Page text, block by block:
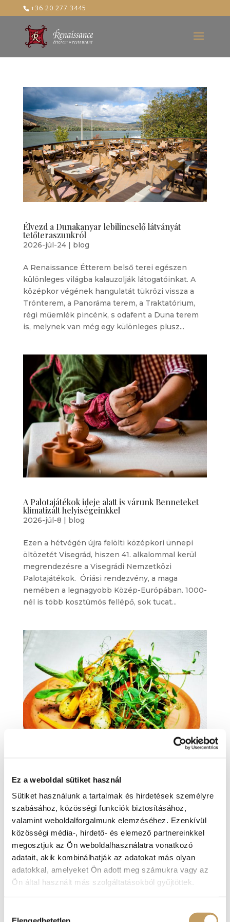
Ez a weboldal sütiket használ
Sütiket használunk a tartalmak és hirdetések személyre
szabásához, közösségi funkciók biztosításához,
valamint weboldalforgalmunk elemzéséhez. Ezenkívül
közösségi média-, hirdető- és elemező partnereinkkel
megosztjuk az Ön weboldalhasználatra vonatkozó
adatait, akik kombinálhatják az adatokat más olyan
adatokkal, amelyeket Ön adott meg számukra vagy az
Ön által használt más szolgáltatásokból gyűjtöttek.
+36 20 277 3445
Élvezd a Dunakanyar lebilincselő látványát
tetőteraszunkról
2026-júl-24| blog
A Renaissance Étterem belső terei egészen
különleges világba kalauzolják látogatóinkat. A
középkor végének hangulatát tükrözi vissza a
Trónterem, a Panoráma terem, a Traktatórium,
régi műemlék pincénk, s odafent a Duna terem
is, melynek van még egy különleges plusz...
A Palotajátékok ideje alatt is várunk Benneteket
klimatizált helyiségeinkkel
2026-júl-8 | blog
Ezen a hétvégén újra felölti középkori ünnepi
öltözetét Visegrád, hiszen 41. alkalommal kerül
megrendezésre a Visegrádi Nemzetközi
Palotajátékok. Óriási rendezvény, a maga
nemében a legnagyobb Közép-Európában. 1000-
nél is több kosztümös fellépő, sok tucat...
Válogatás a Renaissance Étterem júniusi
ajánlataiból
2026-jún-10|blog
Íme hát, beköszöntött a nyár. Lehet, hogy ebben
a formában, ahogyan a hőmérő informál
bennüket, csak júliusra vártuk, erről azonban
magát a nyarat senki sem értesítette, így mi is
reagáltunk a nagy melegre. Ez nem csupán